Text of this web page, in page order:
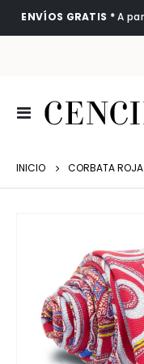
ENVÍOS GRATIS *A
Toggle
Nav
INICIO CORBATA ROJA
galería
imágenes